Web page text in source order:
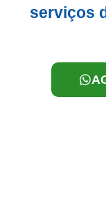
serviços